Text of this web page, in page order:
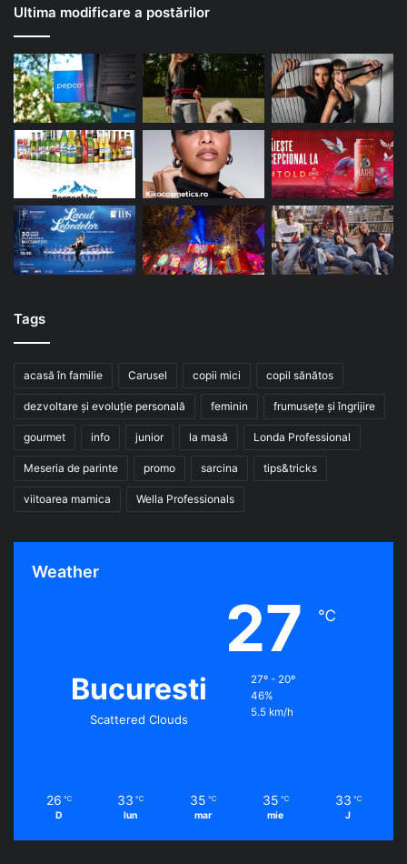
Ultima modificare a postărilor
Tags
acasă în familie Carusel copii mici copil sănătos
dezvoltare și evoluție personală feminin frumusețe și îngrijire
gourmet info junior la masă Londa Professional
Meseria de parinte promo sarcina tips&tricks
viitoarea mamica Wella Professionals
Weather
Bucuresti
Scattered Clouds
27 ℃
27º - 20º
46%
5.5 km/h
26 ℃
D
33 ℃
lun
35 ℃
mar
35 ℃
mie
33 ℃
J